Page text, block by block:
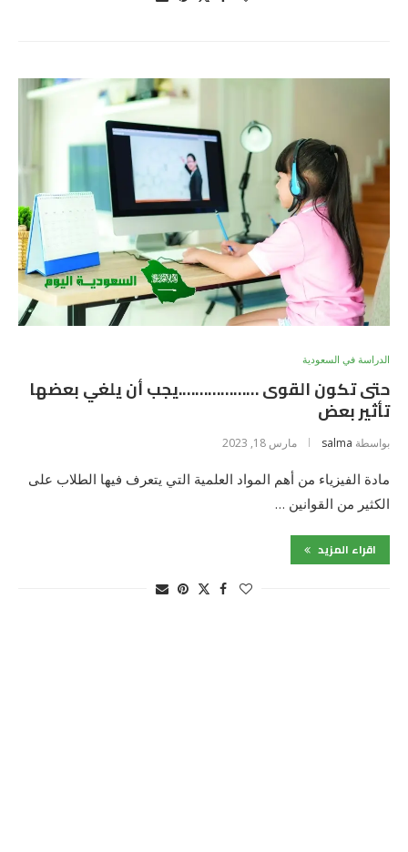
الدراسة في السعودية
حتى تكون القوى ……………….يجب أن يلغي بعضها
تأثير بعض
بواسطة salma مارس 18, 2023
مادة الفيزياء من أهم المواد العلمية التي يتعرف فيها الطلاب على
الكثير من القوانين …
اقراء المزيد